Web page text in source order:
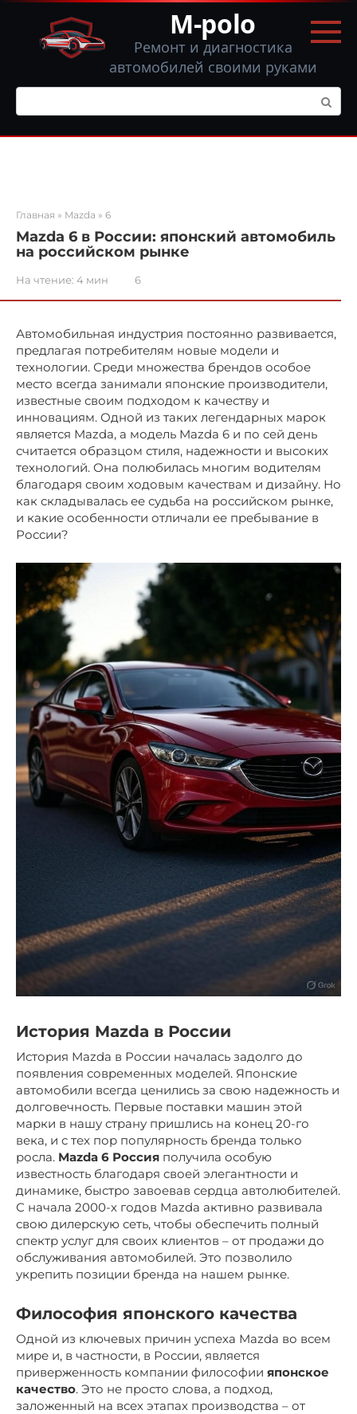
Перейти
контенту
M-polo
Ремонт и диагностика
автомобилей своими руками
Поиск:
Главная » Mazda » 6
Mazda 6 в России: японский автомобиль
на российском рынке
На чтение: 4 мин 6
Автомобильная индустрия постоянно развивается,
предлагая потребителям новые модели и
технологии. Среди множества брендов особое
место всегда занимали японские производители,
известные своим подходом к качеству и
инновациям. Одной из таких легендарных марок
является Mazda, а модель Mazda 6 и по сей день
считается образцом стиля, надежности и высоких
технологий. Она полюбилась многим водителям
благодаря своим ходовым качествам и дизайну. Но
как складывалась ее судьба на российском рынке,
и какие особенности отличали ее пребывание в
России?
История Mazda в России
История Mazda в России началась задолго до
появления современных моделей. Японские
автомобили всегда ценились за свою надежность и
долговечность. Первые поставки машин этой
марки в нашу страну пришлись на конец 20-го
века, и с тех пор популярность бренда только
росла. Mazda 6 Россия получила особую
известность благодаря своей элегантности и
динамике, быстро завоевав сердца автолюбителей.
С начала 2000-х годов Mazda активно развивала
свою дилерскую сеть, чтобы обеспечить полный
спектр услуг для своих клиентов – от продажи до
обслуживания автомобилей. Это позволило
укрепить позиции бренда на нашем рынке.
Философия японского качества
Одной из ключевых причин успеха Mazda во всем
мире и, в частности, в России, является
приверженность компании философии японское
качество. Это не просто слова, а подход,
заложенный на всех этапах производства – от